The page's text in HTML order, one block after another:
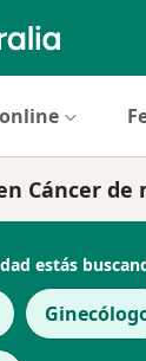
Cáncer de
estás